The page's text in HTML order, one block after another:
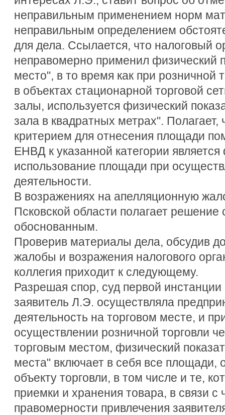
неправильным применением норм
неправильным определением
для дела. Ссылается, что налоговый
неправомерно применил физический
место", в то время как при розничной
в объектах стационарной торговой
залы, используется физический
зала в квадратных метрах".
критерием для отнесения площади
ЕНВД к указанной категории является
использование площади при
деятельности.
В возражениях на апелляционную
Псковской области полагает решение
обоснованным.
Проверив материалы дела, обсудив
жалобы и возражения налогового
коллегия приходит к следующему.
Разрешая спор, суд первой инстанции
заявитель Л.Э. осуществляла
деятельность на торговом месте, и
осуществлении розничной торговли
торговым местом, физический
места" включает в себя все площади,
объекту торговли, в том числе и те,
приемки и хранения товара, в связи
правомерности привлечения